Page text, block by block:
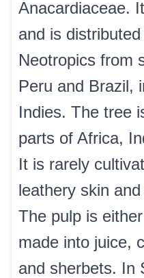
Anacardiaceae.
and is
Neotropics from
Peru and Brazil,
Indies. The tree
parts of Africa,
It is rarely
leathery skin
The pulp is
made into juice,
and sherbets. In